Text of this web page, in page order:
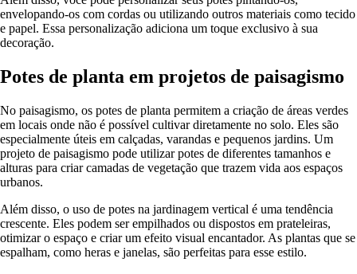
envelopando-os com cordas ou utilizando outros materiais como tecido
e papel. Essa personalização adiciona um toque exclusivo à sua
decoração.
Potes de planta em projetos de paisagismo
No paisagismo, os potes de planta permitem a criação de áreas verdes
em locais onde não é possível cultivar diretamente no solo. Eles são
especialmente úteis em calçadas, varandas e pequenos jardins. Um
projeto de paisagismo pode utilizar potes de diferentes tamanhos e
alturas para criar camadas de vegetação que trazem vida aos espaços
urbanos.
Além disso, o uso de potes na jardinagem vertical é uma tendência
crescente. Eles podem ser empilhados ou dispostos em prateleiras,
otimizar o espaço e criar um efeito visual encantador. As plantas que se
espalham, como heras e janelas, são perfeitas para esse estilo.